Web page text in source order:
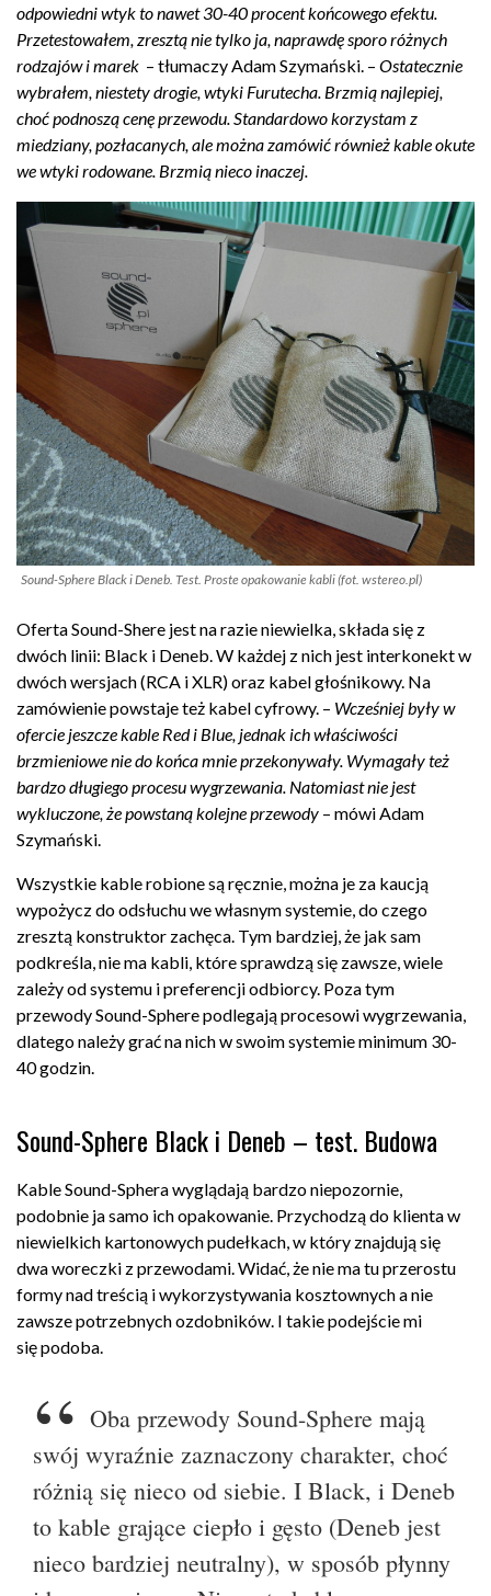
odpowiedni wtyk to nawet 30-40 procent końcowego efektu.
Przetestowałem, zresztą nie tylko ja, naprawdę sporo różnych
rodzajów i marek – tłumaczy Adam Szymański. – Ostatecznie
wybrałem, niestety drogie, wtyki Furutecha. Brzmią najlepiej,
choć podnoszą cenę przewodu. Standardowo korzystam z
miedziany, pozłacanych, ale można zamówić również kable okute
we wtyki rodowane. Brzmią nieco inaczej.
Sound-Sphere Black i Deneb. Test. Proste opakowanie kabli (fot. wstereo.pl)
Oferta Sound-Shere jest na razie niewielka, składa się z
dwóch linii: Black i Deneb. W każdej z nich jest interkonekt w
dwóch wersjach (RCA i XLR) oraz kabel głośnikowy. Na
zamówienie powstaje też kabel cyfrowy. – Wcześniej były w
ofercie jeszcze kable Red i Blue, jednak ich właściwości
brzmieniowe nie do końca mnie przekonywały. Wymagały też
bardzo długiego procesu wygrzewania. Natomiast nie jest
wykluczone, że powstaną kolejne przewody – mówi Adam
Szymański.
Wszystkie kable robione są ręcznie, można je za kaucją
wypożycz do odsłuchu we własnym systemie, do czego
zresztą konstruktor zachęca. Tym bardziej, że jak sam
podkreśla, nie ma kabli, które sprawdzą się zawsze, wiele
zależy od systemu i preferencji odbiorcy. Poza tym
przewody Sound-Sphere podlegają procesowi wygrzewania,
dlatego należy grać na nich w swoim systemie minimum 30-
40 godzin.
Sound-Sphere Black i Deneb – test. Budowa
Kable Sound-Sphera wyglądają bardzo niepozornie,
podobnie ja samo ich opakowanie. Przychodzą do klienta w
niewielkich kartonowych pudełkach, w który znajdują się
dwa woreczki z przewodami. Widać, że nie ma tu przerostu
formy nad treścią i wykorzystywania kosztownych a nie
zawsze potrzebnych ozdobników. I takie podejście mi
się podoba.
Oba przewody Sound-Sphere mają
swój wyraźnie zaznaczony charakter, choć
różnią się nieco od siebie. I Black, i Deneb
to kable grające ciepło i gęsto (Deneb jest
nieco bardziej neutralny), w sposób płynny